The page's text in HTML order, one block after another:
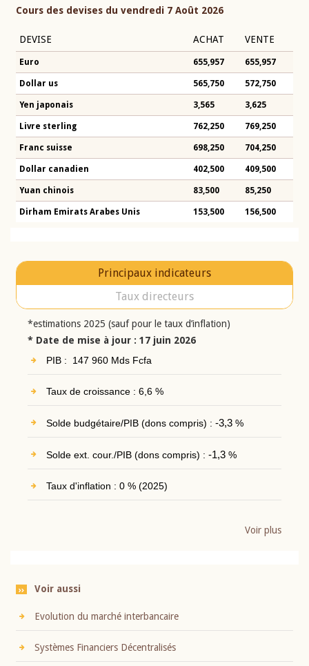
Cours des devises du vendredi 7 Août 2026
DEVISE ACHAT VENTE
Euro 655,957 655,957
Dollar us 565,750 572,750
Yen japonais 3,565 3,625
Livre sterling 762,250 769,250
Franc suisse 698,250 704,250
Dollar canadien 402,500 409,500
Yuan chinois 83,500 85,250
Dirham Emirats Arabes Unis 153,500 156,500
Principaux indicateurs
Taux directeurs
*estimations 2025 (sauf pour le taux d’inflation)
* Date de mise à jour : 17 juin 2026
PIB : 147 960 Mds Fcfa
Taux de croissance : 6,6 %
Solde budgétaire/PIB (dons compris) : -3,3%
Solde ext. cour./PIB (dons compris) : -1,3%
Taux d'inflation : 0 % (2025)
Voir plus
Voir aussi
Evolution du marché interbancaire
Systèmes Financiers Décentralisés